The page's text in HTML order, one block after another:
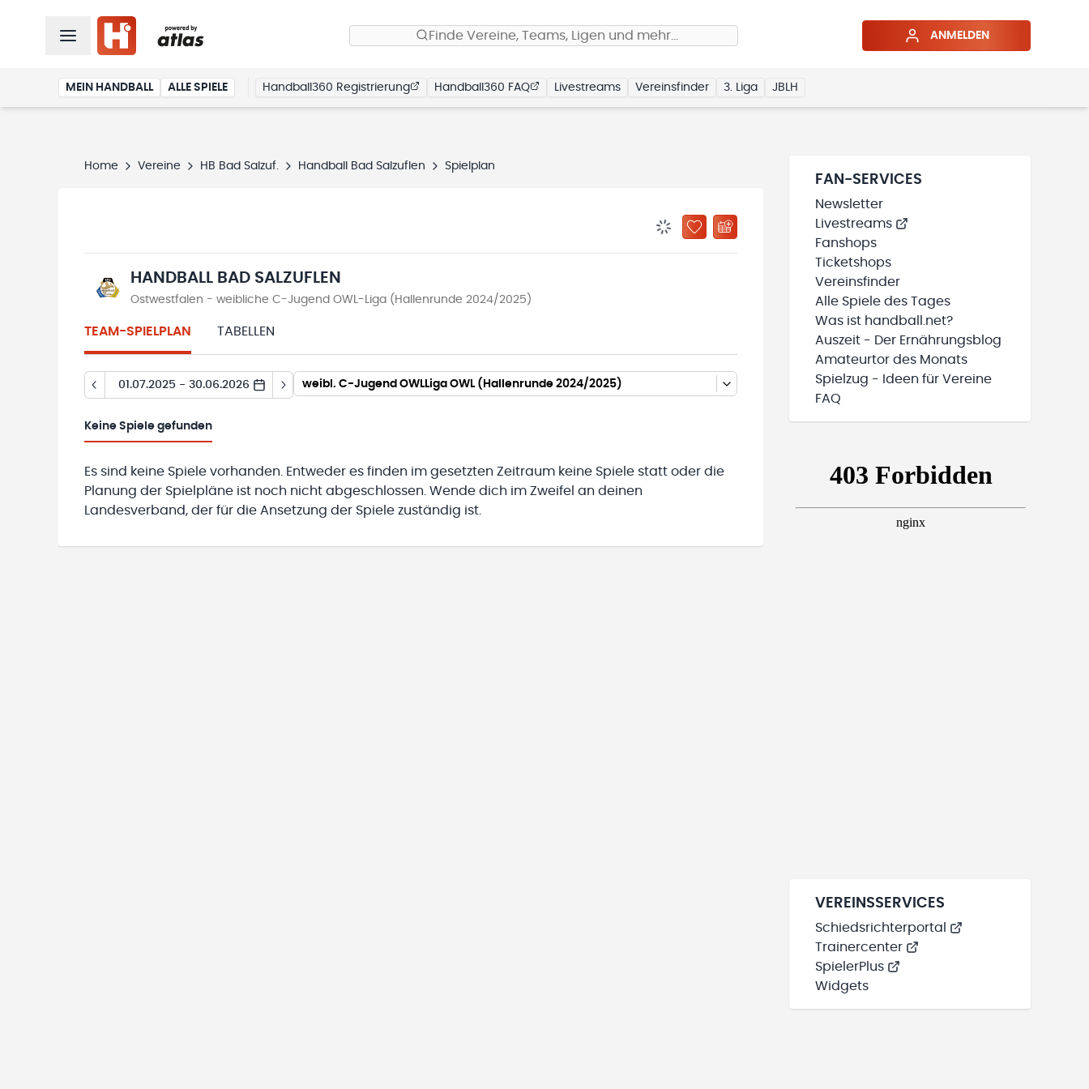
Finde Vereine, Teams, Ligen und mehr… ANMELDEN
MEIN HANDBALL ALLE SPIELE Handball360 Registrierung Handball360 FAQ Livestreams Vereinsfinder 3. Liga JBLH
Home Vereine HB Bad Salzuf. Handball Bad Salzuflen Spielplan
BENACHRICHTIGUNGSSTATUS WIRD GELADEN
ZU „MEINE TEAMS“ HINZUFÜGEN
HANDBALL BAD SALZUFLEN
Ostwestfalen - weibliche C-Jugend OWL-Liga (Hallenrunde 2024/2025)
TEAM-SPIELPLAN TABELLEN
01.07.2025 - 30.06.2026 weibl. C-Jugend OWLLiga OWL (Hallenrunde 2024/2025)
Keine Spiele gefunden
Es sind keine Spiele vorhanden. Entweder es finden im gesetzten Zeitraum keine Spiele statt oder die
Planung der Spielpläne ist noch nicht abgeschlossen. Wende dich im Zweifel an deinen
Landesverband, der für die Ansetzung der Spiele zuständig ist.
FAN-SERVICES
Newsletter
Livestreams
Fanshops
Ticketshops
Vereinsfinder
Alle Spiele des Tages
Was ist handball.net?
Auszeit - Der Ernährungsblog
Amateurtor des Monats
Spielzug - Ideen für Vereine
FAQ
VEREINSSERVICES
Schiedsrichterportal
Trainercenter
SpielerPlus
Widgets